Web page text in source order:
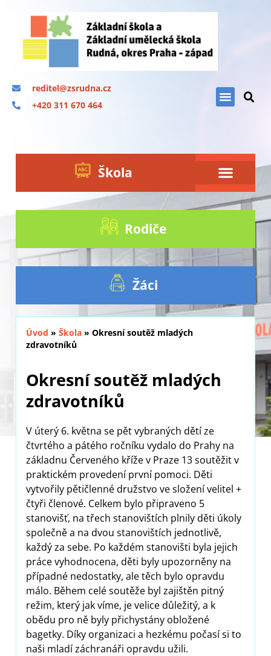
reditel@zsrudna.cz
+420 311 670 464
Škola
Rodiče
Žáci
Úvod » Škola » Okresní soutěž mladých
zdravotníků
Okresní soutěž mladých
zdravotníků
V úterý 6. května se pět vybraných dětí ze
čtvrtého a pátého ročníku vydalo do Prahy na
základnu Červeného kříže v Praze 13 soutěžit v
praktickém provedení první pomoci. Děti
vytvořily pětičlenné družstvo ve složení velitel +
čtyři členové. Celkem bylo připraveno 5
stanovišť, na třech stanovištích plnily děti úkoly
společně a na dvou stanovištích jednotlivě,
každý za sebe. Po každém stanovišti byla jejich
práce vyhodnocena, děti byly upozorněny na
případné nedostatky, ale těch bylo opravdu
málo. Během celé soutěže byl zajištěn pitný
režim, který jak víme, je velice důležitý, a k
obědu pro ně byly přichystány obložené
bagetky. Díky organizaci a hezkému počasí si to
naši mladí záchranáři opravdu užili.